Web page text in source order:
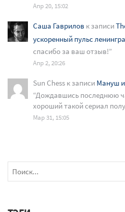
Апр 20, 15:02
Саша Гаврилов к записи
ускоренный пульс
спасибо за ваш отзыв!”
Апр 2, 20:26
Sun Chess к записи Мануш
“Дождавшись последнюю
хороший такой сериал
Мар 31, 15:05